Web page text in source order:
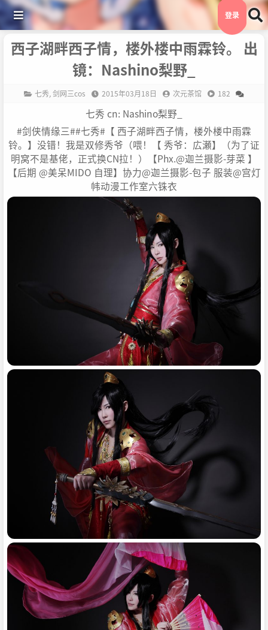
登录
西子湖畔西子情，楼外楼中雨霖铃。 出
镜：Nashino梨野_
七秀,剑网三cos 2015年03月18日 次元茶馆 182
七秀 cn: Nashino梨野_
#剑侠情缘三##七秀#【 西子湖畔西子情，楼外楼中雨霖
铃。】没错！我是双修秀爷（喂！【 秀爷：広瀬】（为了证
明窝不是基佬，正式换CN拉！）【Phx.@迦兰摄影-芽菜 】
【后期 @美呆MIDO 自理】协力@迦兰摄影-包子 服装@宫灯
帏动漫工作室六铢衣